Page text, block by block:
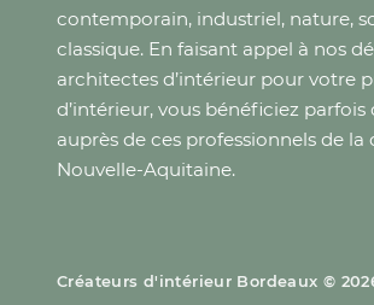
contemporain, industriel, nature,
classique. En faisant appel à nos
architectes d’intérieur pour votre
d’intérieur, vous bénéficiez
auprès de ces professionnels de
Nouvelle-Aquitaine.
Créateurs d'intérieur Bordeaux ©